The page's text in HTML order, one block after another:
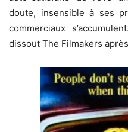
doute, insensible à ses
commerciaux
dissout The Filmakers